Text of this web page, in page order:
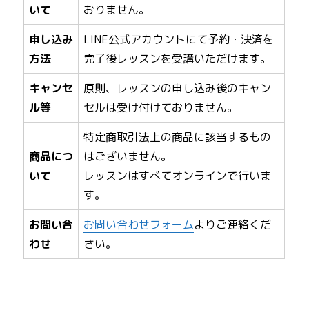
いて
おりません。
申し込み
方法
LINE公式アカウントにて予約・決済を
完了後レッスンを受講いただけます。
キャンセ
ル等
原則、レッスンの申し込み後のキャン
セルは受け付けておりません。
商品につ
いて
特定商取引法上の商品に該当するもの
はございません。
レッスンはすべてオンラインで行いま
す。
お問い合
わせ
お問い合わせフォームよりご連絡くだ
さい。